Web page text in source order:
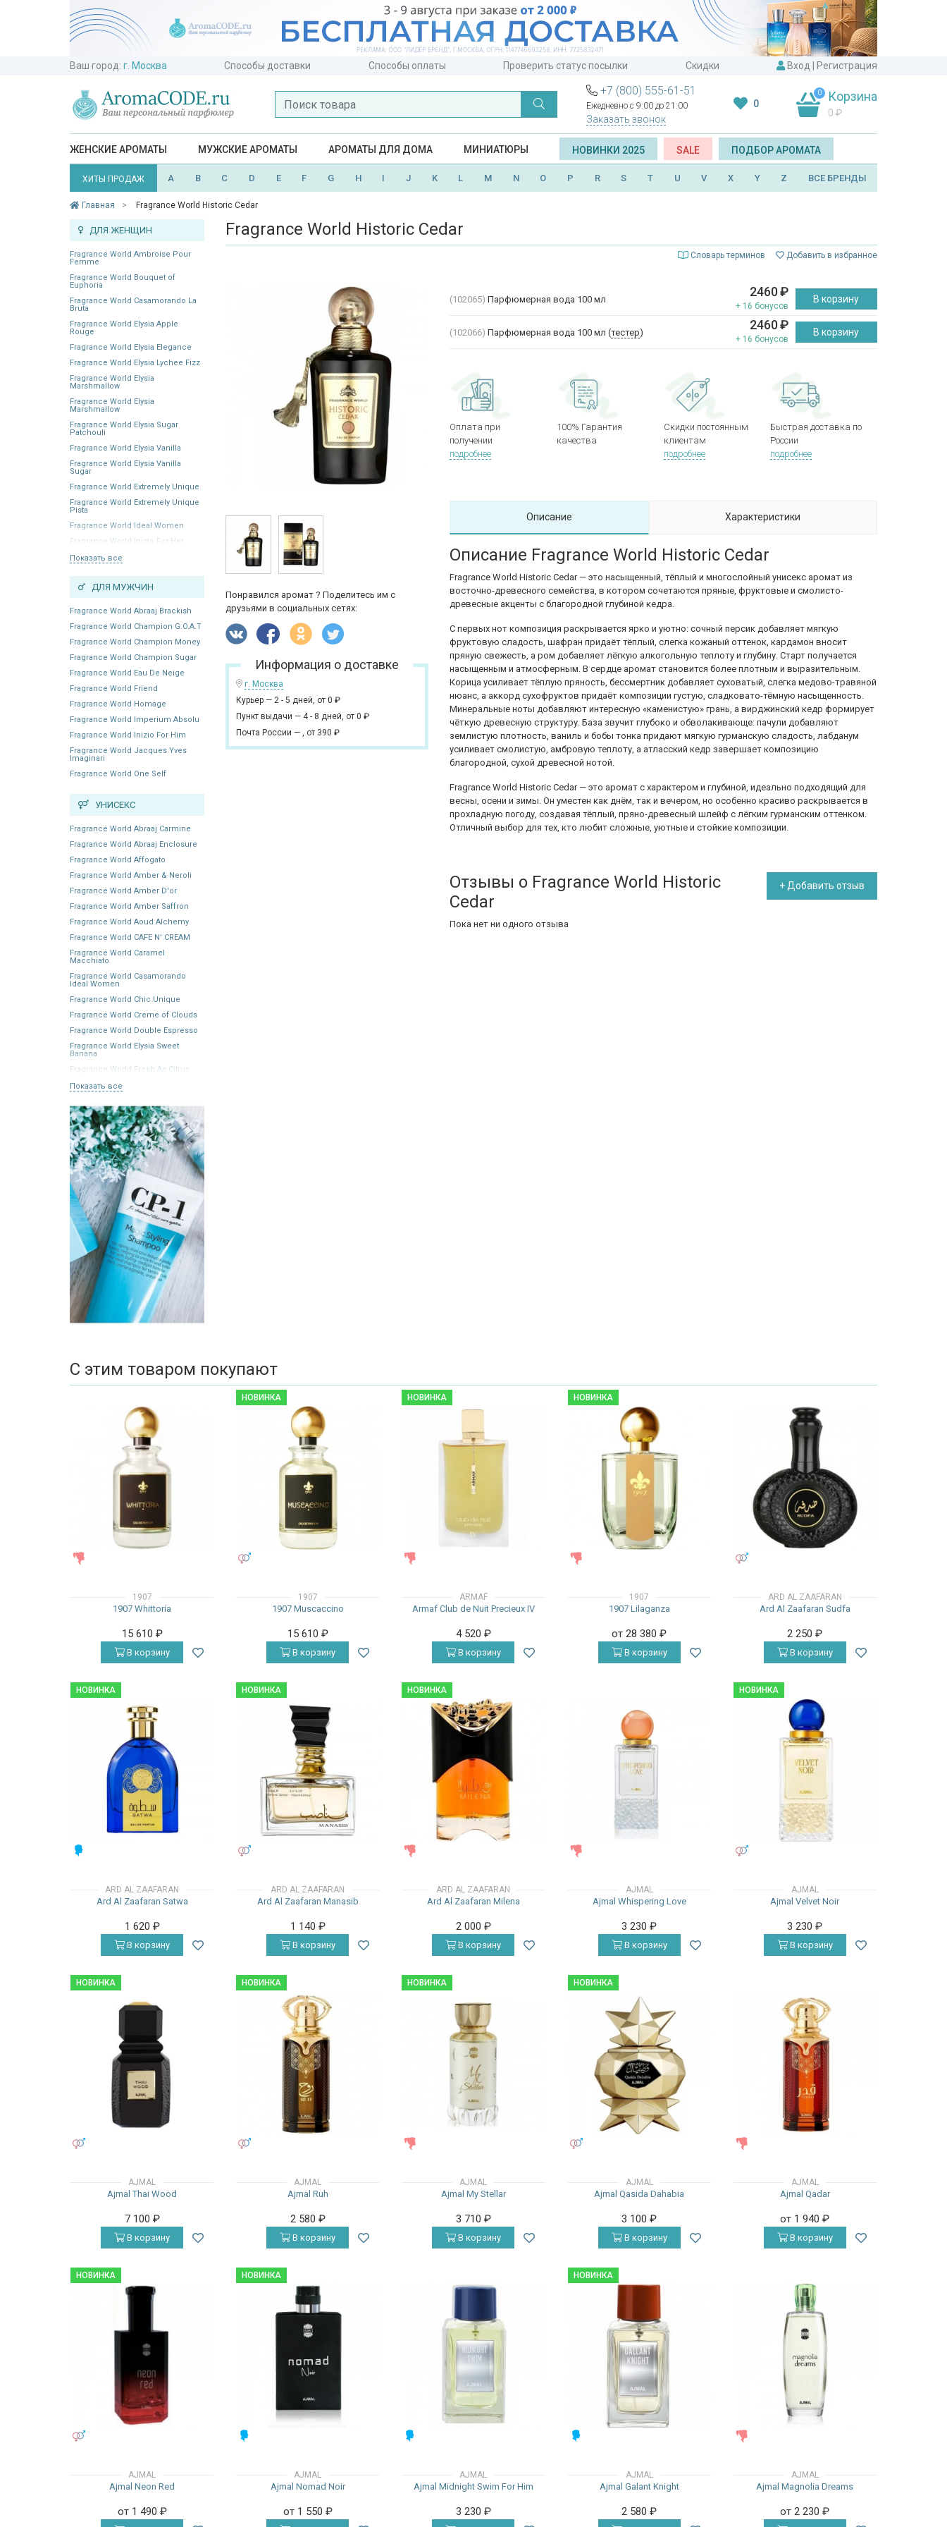
Ваш город: г. Москва Способы доставки Способы оплаты Проверить статус посылки Скидки Вход Регистрация
+7 (800) 555-61-51
Ежедневно с 9:00 до 21:00
Заказать звонок
0
0 Корзина
0 ₽
ЖЕНСКИЕ АРОМАТЫ МУЖСКИЕ АРОМАТЫ АРОМАТЫ ДЛЯ ДОМА МИНИАТЮРЫ НОВИНКИ 2025 SALE ПОДБОР АРОМАТА
ХИТЫ ПРОДАЖ A B C D E F G H I J K L M N O P R S T U V X Y Z ВСЕ БРЕНДЫ
Главная Fragrance World Historic Cedar
ДЛЯ ЖЕНЩИН
Fragrance World Ambroise Pour
Femme
Fragrance World Bouquet of
Euphoria
Fragrance World Casamorando La
Bruta
Fragrance World Elysia Apple
Rouge
Fragrance World Elysia Elegance
Fragrance World Elysia Lychee Fizz
Fragrance World Elysia
Marshmallow
Fragrance World Elysia
Marshmallow
Fragrance World Elysia Sugar
Patchouli
Fragrance World Elysia Vanilla
Fragrance World Elysia Vanilla
Sugar
Fragrance World Extremely Unique
Fragrance World Extremely Unique
Pista
Fragrance World Ideal Women
Fragrance World Inizio For Her
Показать все
ДЛЯ МУЖЧИН
Fragrance World Abraaj Brackish
Fragrance World Champion G.O.A.T
Fragrance World Champion Money
Fragrance World Champion Sugar
Fragrance World Eau De Neige
Fragrance World Friend
Fragrance World Homage
Fragrance World Imperium Absolu
Fragrance World Inizio For Him
Fragrance World Jacques Yves
Imaginari
Fragrance World One Self
УНИСЕКС
Fragrance World Abraaj Carmine
Fragrance World Abraaj Enclosure
Fragrance World Affogato
Fragrance World Amber & Neroli
Fragrance World Amber D'or
Fragrance World Amber Saffron
Fragrance World Aoud Alchemy
Fragrance World CAFE N' CREAM
Fragrance World Caramel
Macchiato
Fragrance World Casamorando
Ideal Women
Fragrance World Chic Unique
Fragrance World Creme of Clouds
Fragrance World Double Espresso
Fragrance World Elysia Sweet
Banana
Fragrance World Fresh As Citrus
Показать все
Fragrance World Historic Cedar
Словарь терминов Добавить в избранное
Понравился аромат ? Поделитесь им с
друзьями в социальных сетях:
Информация о доставке
г. Москва
Курьер — 2 - 5 дней, от 0 ₽
Пункт выдачи — 4 - 8 дней, от 0 ₽
Почта России — , от 390 ₽
(102065) Парфюмерная вода 100 мл 2460₽
+ 16 бонусов
В корзину
(102066) Парфюмерная вода 100 мл (тестер) 2460₽
+ 16 бонусов
В корзину
Оплата при
получении
подробнее
100% Гарантия
качества
Скидки постоянным
клиентам
подробнее
Быстрая доставка по
России
подробнее
Описание Характеристики
Описание Fragrance World Historic Cedar
Fragrance World Historic Cedar — это насыщенный, тёплый и многослойный унисекс аромат из
восточно-древесного семейства, в котором сочетаются пряные, фруктовые и смолисто-
древесные акценты с благородной глубиной кедра.
С первых нот композиция раскрывается ярко и уютно: сочный персик добавляет мягкую
фруктовую сладость, шафран придаёт тёплый, слегка кожаный оттенок, кардамон вносит
пряную свежесть, а ром добавляет лёгкую алкогольную теплоту и глубину. Старт получается
насыщенным и атмосферным. В сердце аромат становится более плотным и выразительным.
Корица усиливает тёплую пряность, бессмертник добавляет суховатый, слегка медово-травяной
нюанс, а аккорд сухофруктов придаёт композиции густую, сладковато-тёмную насыщенность.
Минеральные ноты добавляют интересную «каменистую» грань, а вирджинский кедр формирует
чёткую древесную структуру. База звучит глубоко и обволакивающе: пачули добавляют
землистую плотность, ваниль и бобы тонка придают мягкую гурманскую сладость, лабданум
усиливает смолистую, амбровую теплоту, а атласский кедр завершает композицию
благородной, сухой древесной нотой.
Fragrance World Historic Cedar — это аромат с характером и глубиной, идеально подходящий для
весны, осени и зимы. Он уместен как днём, так и вечером, но особенно красиво раскрывается в
прохладную погоду, создавая тёплый, пряно-древесный шлейф с лёгким гурманским оттенком.
Отличный выбор для тех, кто любит сложные, уютные и стойкие композиции.
Отзывы о Fragrance World Historic
Cedar
+ Добавить отзыв
Пока нет ни одного отзыва
С этим товаром покупают
1907
1907 Whittoria
15 610 ₽
В корзину
НОВИНКА
1907
1907 Muscaccino
15 610 ₽
В корзину
НОВИНКА
ARMAF
Armaf Club de Nuit Precieux IV
4 520 ₽
В корзину
НОВИНКА
1907
1907 Lilaganza
от 28 380₽
В корзину
ARD AL ZAAFARAN
Ard Al Zaafaran Sudfa
2 250₽
В корзину
НОВИНКА
ARD AL ZAAFARAN
Ard Al Zaafaran Satwa
1 620 ₽
В корзину
НОВИНКА
ARD AL ZAAFARAN
Ard Al Zaafaran Manasib
1 140 ₽
В корзину
НОВИНКА
ARD AL ZAAFARAN
Ard Al Zaafaran Milena
2 000 ₽
В корзину
AJMAL
Ajmal Whispering Love
3 230₽
В корзину
НОВИНКА
AJMAL
Ajmal Velvet Noir
3 230₽
В корзину
НОВИНКА
AJMAL
Ajmal Thai Wood
7 100 ₽
В корзину
НОВИНКА
AJMAL
Ajmal Ruh
2 580 ₽
В корзину
НОВИНКА
AJMAL
Ajmal My Stellar
3 710 ₽
В корзину
НОВИНКА
AJMAL
Ajmal Qasida Dahabia
3 100₽
В корзину
AJMAL
Ajmal Qadar
от 1 940₽
В корзину
НОВИНКА
AJMAL
Ajmal Neon Red
от 1 490 ₽
НОВИНКА
AJMAL
Ajmal Nomad Noir
от 1 550 ₽
AJMAL
Ajmal Midnight Swim For Him
3 230 ₽
НОВИНКА
AJMAL
Ajmal Galant Knight
2 580₽
AJMAL
Ajmal Magnolia Dreams
от 2 230₽